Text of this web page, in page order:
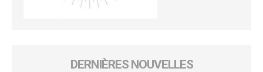
DERNIÈRES NOUVELLES